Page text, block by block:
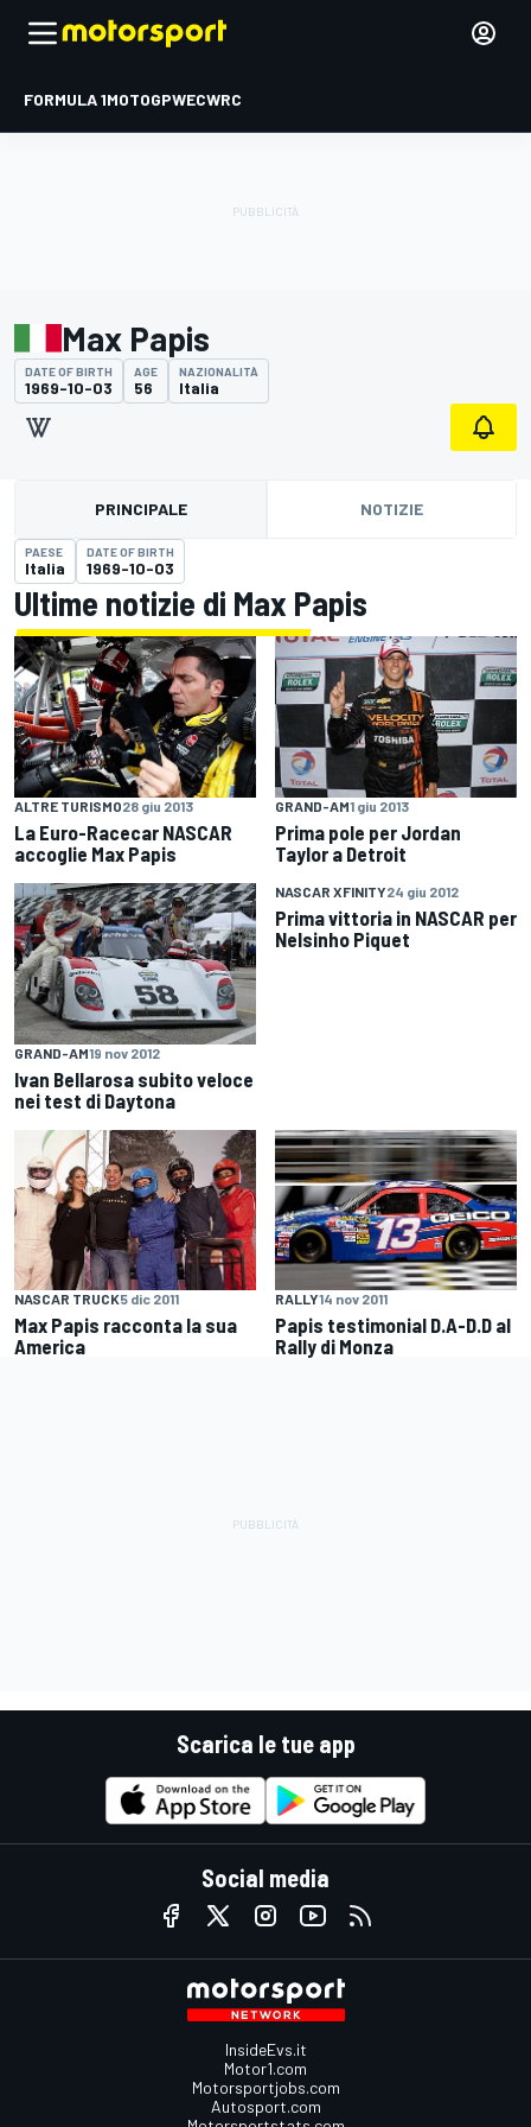
FORMULA 1MOTOGPWECWRC
Max Papis
DATE OF BIRTH
1969-10-03
AGE
56
NAZIONALITÀ
Italia
PRINCIPALE NOTIZIE
PAESE
Italia
DATE OF BIRTH
1969-10-03
Ultime notizie di Max Papis
ALTRE TURISMO28 giu 2013
La Euro-Racecar NASCAR
accoglie Max Papis
GRAND-AM1 giu 2013
Prima pole per Jordan
Taylor a Detroit
GRAND-AM19 nov 2012
Ivan Bellarosa subito veloce
nei test di Daytona
NASCAR XFINITY24 giu 2012
Prima vittoria in NASCAR per
Nelsinho Piquet
NASCAR TRUCK5 dic 2011
Max Papis racconta la sua
America
RALLY14 nov 2011
Papis testimonial D.A-D.D al
Rally di Monza
Scarica le tue app
Social media
InsideEvs.it
Motor1.com
Motorsportjobs.com
Autosport.com